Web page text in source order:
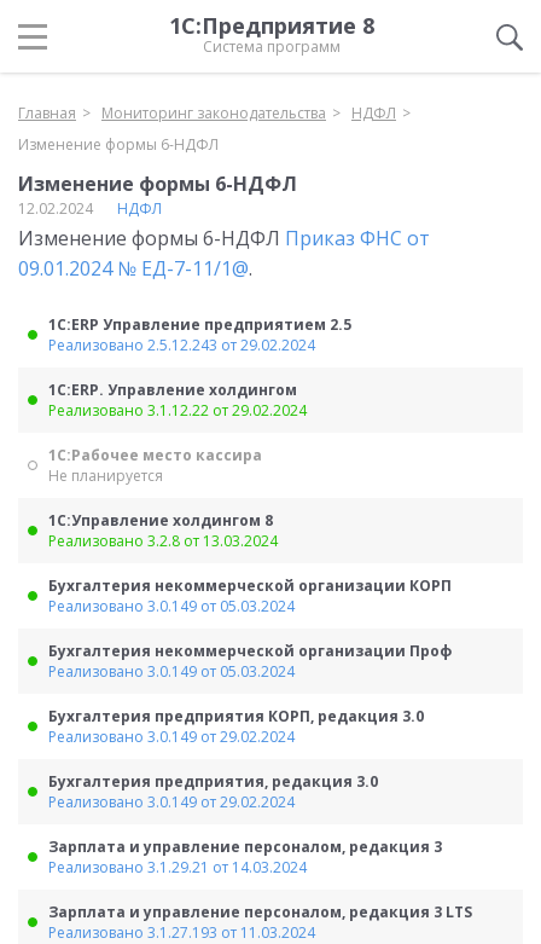
1С:Предприятие 8
Система программ
Главная Мониторинг законодательства
НДФЛ
Изменение формы 6-НДФЛ
Изменение формы 6-НДФЛ
12.02.2024 НДФЛ
Изменение формы 6-НДФЛ Приказ ФНС от
09.01.2024 № ЕД-7-11/1@.
1С:ERP Управление предприятием 2.5
Реализовано 2.5.12.243 от 29.02.2024
1С:ERP. Управление холдингом
Реализовано 3.1.12.22 от 29.02.2024
1С:Рабочее место кассира
Не планируется
1С:Управление холдингом 8
Реализовано 3.2.8 от 13.03.2024
Бухгалтерия некоммерческой организации КОРП
Реализовано 3.0.149 от 05.03.2024
Бухгалтерия некоммерческой организации Проф
Реализовано 3.0.149 от 05.03.2024
Бухгалтерия предприятия КОРП, редакция 3.0
Реализовано 3.0.149 от 29.02.2024
Бухгалтерия предприятия, редакция 3.0
Реализовано 3.0.149 от 29.02.2024
Зарплата и управление персоналом, редакция 3
Реализовано 3.1.29.21 от 14.03.2024
Зарплата и управление персоналом, редакция 3 LTS
Реализовано 3.1.27.193 от 11.03.2024